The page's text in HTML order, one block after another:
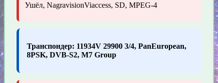
Ушёл, NagravisionViaccess, SD, MPEG-4
Транспондер: 11934V 29900 3/4, PanEuropean,
8PSK, DVB-S2, M7 Group